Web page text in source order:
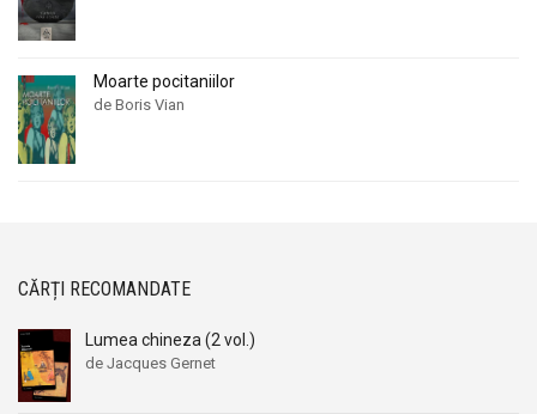
Moarte pocitaniilor
de Boris Vian
CĂRȚI RECOMANDATE
Lumea chineza (2 vol.)
de Jacques Gernet